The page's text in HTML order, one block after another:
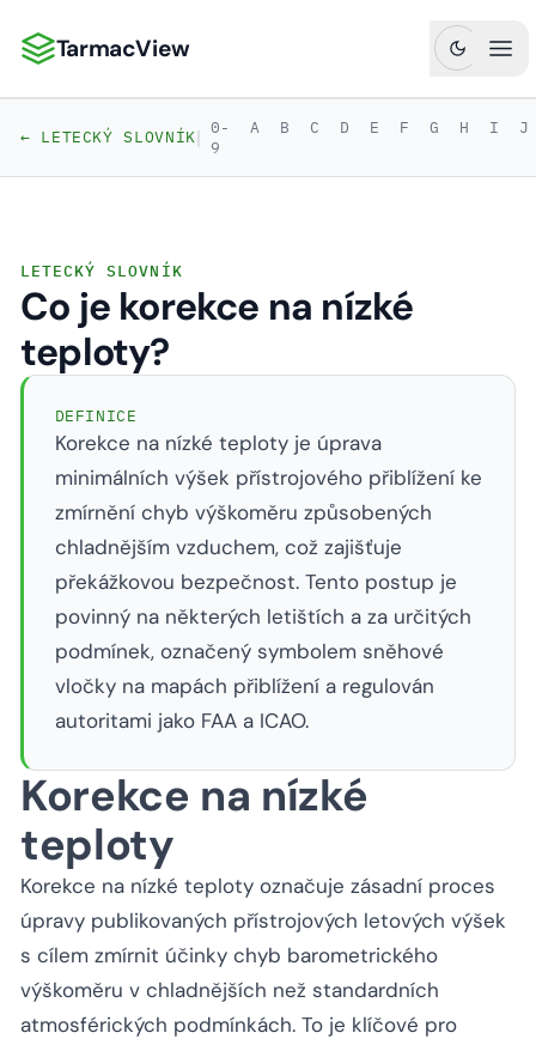
TarmacView: Precizní letecká analytika
TarmacView
← LETECKÝ SLOVNÍK| 0-
9
A B C D E F G H I J
LETECKÝ SLOVNÍK
Co je korekce na nízké
teploty?
DEFINICE
Korekce na nízké teploty je úprava
minimálních výšek přístrojového přiblížení ke
zmírnění chyb výškoměru způsobených
chladnějším vzduchem, což zajišťuje
překážkovou bezpečnost. Tento postup je
povinný na některých letištích a za určitých
podmínek, označený symbolem sněhové
vločky na mapách přiblížení a regulován
autoritami jako FAA a ICAO.
Korekce na nízké
teploty
Korekce na nízké teploty označuje zásadní proces
úpravy publikovaných přístrojových letových výšek
s cílem zmírnit účinky chyb barometrického
výškoměru v chladnějších než standardních
atmosférických podmínkách. To je klíčové pro